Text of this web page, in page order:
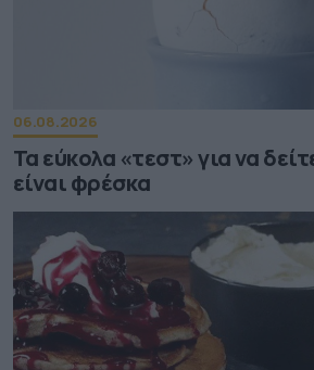
06.08.2026
Τα εύκολα «τεστ» για να
είναι φρέσκα